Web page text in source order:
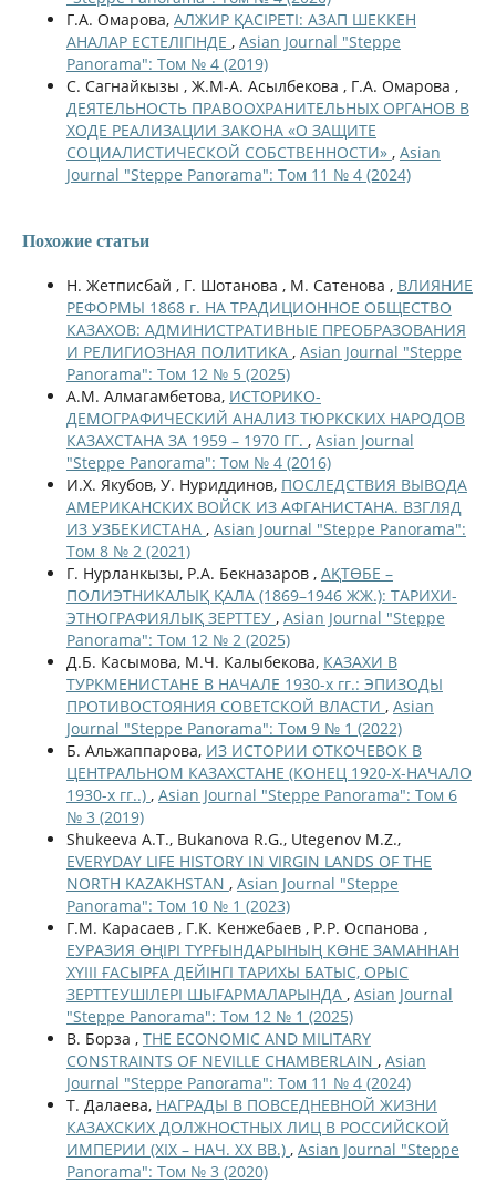
Г.А. Омарова, АЛЖИР ҚАСІРЕТІ: АЗАП ШЕККЕН
АНАЛАР ЕСТЕЛІГІНДЕ , Asian Journal "Steppe
Panorama": Том № 4 (2019)
С. Сагнайкызы , Ж.М-А. Асылбекова , Г.А. Омарова ,
ДЕЯТЕЛЬНОСТЬ ПРАВООХРАНИТЕЛЬНЫХ ОРГАНОВ В
ХОДЕ РЕАЛИЗАЦИИ ЗАКОНА «О ЗАЩИТЕ
СОЦИАЛИСТИЧЕСКОЙ СОБСТВЕННОСТИ» , Asian
Journal "Steppe Panorama": Том 11 № 4 (2024)
Похожие статьи
Н. Жетписбай , Г. Шотанова , М. Сатенова , ВЛИЯНИЕ
РЕФОРМЫ 1868 г. НА ТРАДИЦИОННОЕ ОБЩЕСТВО
КАЗАХОВ: АДМИНИСТРАТИВНЫЕ ПРЕОБРАЗОВАНИЯ
И РЕЛИГИОЗНАЯ ПОЛИТИКА , Asian Journal "Steppe
Panorama": Том 12 № 5 (2025)
А.М. Алмагамбетова, ИСТОРИКО-
ДЕМОГРАФИЧЕСКИЙ АНАЛИЗ ТЮРКСКИХ НАРОДОВ
КАЗАХСТАНА ЗА 1959 – 1970 ГГ. , Asian Journal
"Steppe Panorama": Том № 4 (2016)
И.Х. Якубов, У. Нуриддинов, ПОСЛЕДСТВИЯ ВЫВОДА
АМЕРИКАНСКИХ ВОЙСК ИЗ АФГАНИСТАНА. ВЗГЛЯД
ИЗ УЗБЕКИСТАНА , Asian Journal "Steppe Panorama":
Том 8 № 2 (2021)
Г. Нурланкызы, Р.А. Бекназаров , АҚТӨБЕ –
ПОЛИЭТНИКАЛЫҚ ҚАЛА (1869–1946 ЖЖ.): ТАРИХИ-
ЭТНОГРАФИЯЛЫҚ ЗЕРТТЕУ , Asian Journal "Steppe
Panorama": Том 12 № 2 (2025)
Д.Б. Касымова, М.Ч. Калыбекова, КАЗАХИ В
ТУРКМЕНИСТАНЕ В НАЧАЛЕ 1930-х гг.: ЭПИЗОДЫ
ПРОТИВОСТОЯНИЯ СОВЕТСКОЙ ВЛАСТИ , Asian
Journal "Steppe Panorama": Том 9 № 1 (2022)
Б. Альжаппарова, ИЗ ИСТОРИИ ОТКОЧЕВОК В
ЦЕНТРАЛЬНОМ КАЗАХСТАНЕ (КОНЕЦ 1920-Х-НАЧАЛО
1930-х гг..) , Asian Journal "Steppe Panorama": Том 6
№ 3 (2019)
Shukeeva A.T., Bukanova R.G., Utegenov M.Z.,
EVERYDAY LIFE HISTORY IN VIRGIN LANDS OF THE
NORTH KAZAKHSTAN , Asian Journal "Steppe
Panorama": Том 10 № 1 (2023)
Г.М. Карасаев , Г.К. Кенжебаев , Р.Р. Оспанова ,
ЕУРАЗИЯ ӨҢІРІ ТҮРҒЫНДАРЫНЫҢ КӨНЕ ЗАМАННАН
ХҮІІІ ҒАСЫРҒА ДЕЙІНГІ ТАРИХЫ БАТЫС, ОРЫС
ЗЕРТТЕУШІЛЕРІ ШЫҒАРМАЛАРЫНДА , Asian Journal
"Steppe Panorama": Том 12 № 1 (2025)
В. Борза , THE ECONOMIC AND MILITARY
CONSTRAINTS OF NEVILLE CHAMBERLAIN , Asian
Journal "Steppe Panorama": Том 11 № 4 (2024)
Т. Далаева, НАГРАДЫ В ПОВСЕДНЕВНОЙ ЖИЗНИ
КАЗАХСКИХ ДОЛЖНОСТНЫХ ЛИЦ В РОССИЙСКОЙ
ИМПЕРИИ (XIX – НАЧ. XX ВВ.) , Asian Journal "Steppe
Panorama": Том № 3 (2020)